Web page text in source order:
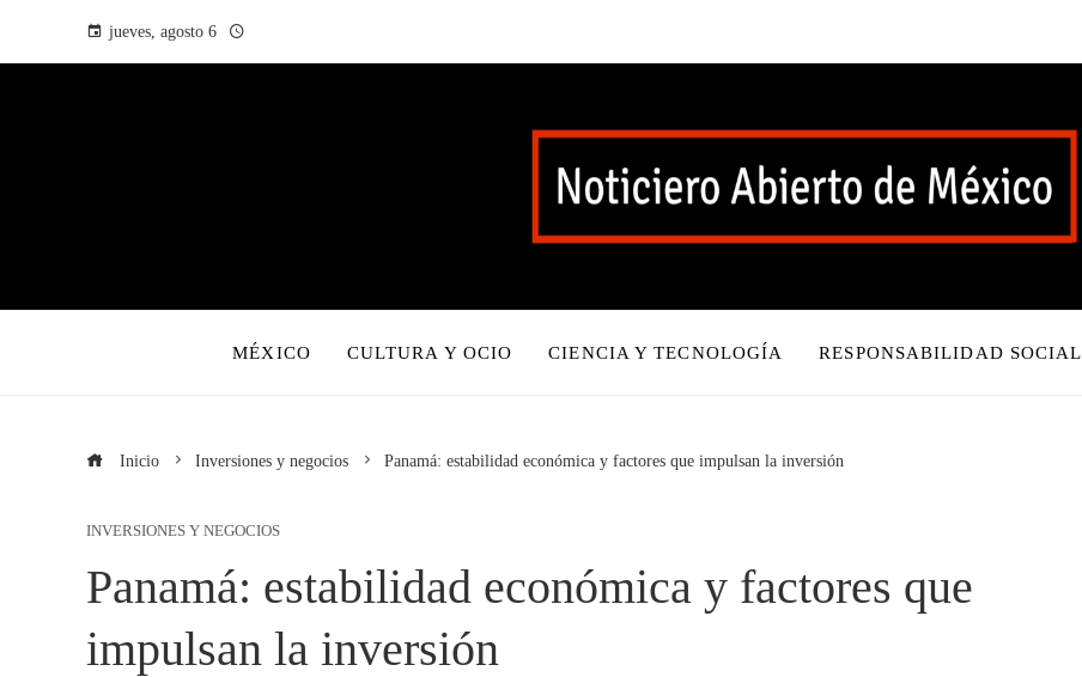
jueves, agosto 6
MÉXICO CULTURA Y OCIO CIENCIA Y TECNOLOGÍA RESPONSABILIDAD SOCIAL
Inicio Inversiones y negocios Panamá: estabilidad económica y factores que impulsan la inversión
INVERSIONES Y NEGOCIOS
Panamá: estabilidad económica y factores que
impulsan la inversión